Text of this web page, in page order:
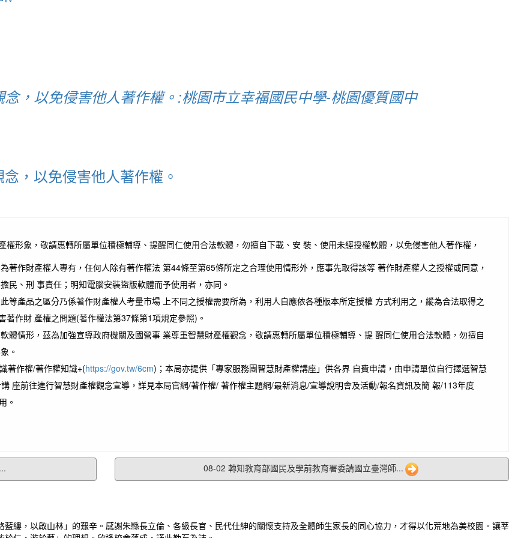
，以免侵害他人著作權。:桃園市立幸福國民中學-桃園優質國中
，以免侵害他人著作權。
形象，敬請惠轉所屬單位積極輔導、提醒同仁使用合法軟體，勿擅自下載、安 裝、使用未經授權軟體，以免侵害他人著作權，
作財產權人專有，任何人除有著作權法 第44條至第65條所定之合理使用情形外，應事先取得該等 著作財產權人之授權或同意，
民、刑 事責任；明知電腦安裝盜版軟體而予使用者，亦同。
產品之區分乃係著作財產權人考量市場 上不同之授權需要所為，利用人自應依各種版本所定授權 方式利用之，縱為合法取得之
作財 產權之問題(著作權法第37條第1項規定參照)。
情形，茲為加強宣導政府機關及國營事 業尊重智慧財產權觀念，敬請惠轉所屬單位積極輔導、提 醒同仁使用合法軟體，勿擅自
。
著作權/著作權知識+(https://gov.tw/6cm)；本局亦提供「專家服務團智慧財產權講座」供各界 自費申請，由申請單位自行擇選智慧
座前往進行智慧財產權觀念宣導，詳見本局官網/著作權/ 著作權主題網/最新消息/宣導說明會及活動/報名資訊及簡 報/113年度
。
08-02 轉知教育部國民及學前教育署委請國立臺灣師...
縷，以啟山林」的艱辛。感謝朱縣長立倫、各級長官、民代仕紳的關懷支持及全體師生家長的同心協力，才得以化荒地為美校園。讓莘